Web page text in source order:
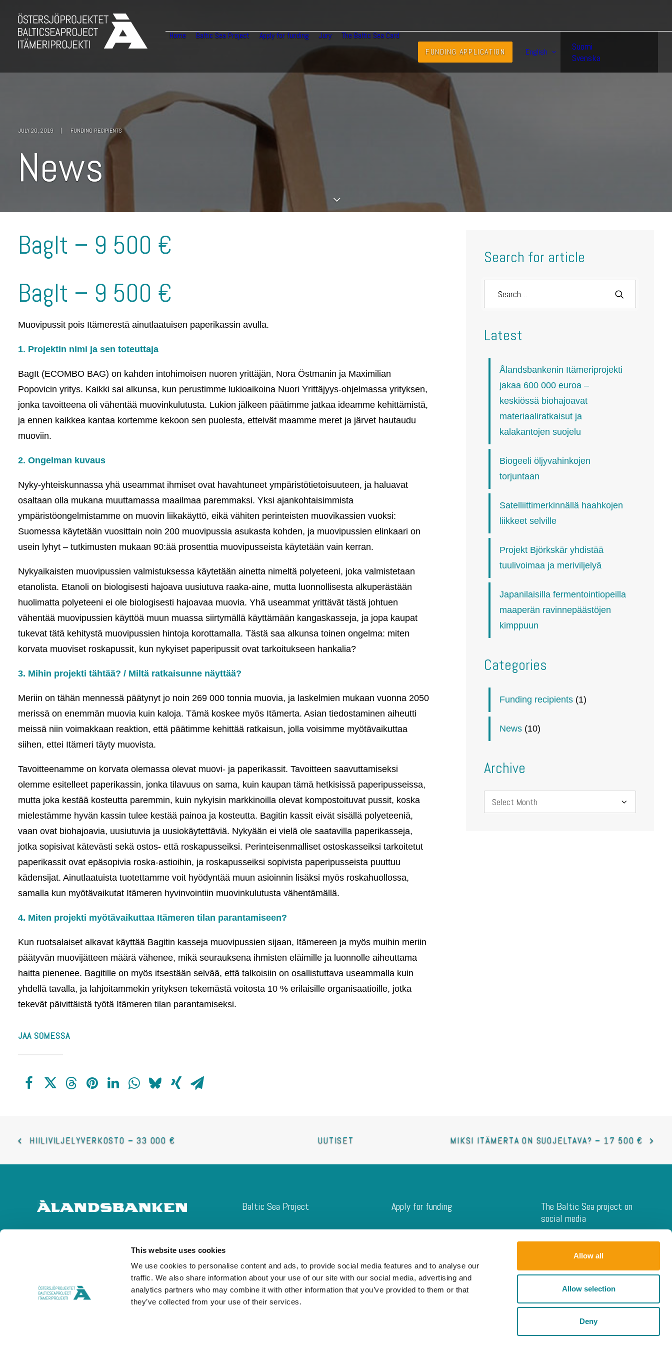
This website uses cookies
We use cookies to personalise content and ads, to provide social media features and to analyse our
traffic. We also share information about your use of our site with our social media, advertising and
analytics partners who may combine it with other information that you’ve provided to them or that
they’ve collected from your use of their services.
Allow all
Allow selection
Deny
Home Baltic Sea Project Apply for funding Jury
The Baltic Sea Card
FUNDING APPLICATION
English
Suomi
Svenska
JULY 20, 2019 | FUNDING RECIPIENTS
News
BagIt – 9 500 €
BagIt – 9 500 €
Muovipussit pois Itämerestä ainutlaatuisen paperikassin avulla.
1. Projektin nimi ja sen toteuttaja
BagIt (ECOMBO BAG) on kahden intohimoisen nuoren yrittäjän, Nora Östmanin ja Maximilian
Popovicin yritys. Kaikki sai alkunsa, kun perustimme lukioaikoina Nuori Yrittäjyys-ohjelmassa yrityksen,
jonka tavoitteena oli vähentää muovinkulutusta. Lukion jälkeen päätimme jatkaa ideamme kehittämistä,
ja ennen kaikkea kantaa kortemme kekoon sen puolesta, etteivät maamme meret ja järvet hautaudu
muoviin.
2. Ongelman kuvaus
Nyky-yhteiskunnassa yhä useammat ihmiset ovat havahtuneet ympäristötietoisuuteen, ja haluavat
osaltaan olla mukana muuttamassa maailmaa paremmaksi. Yksi ajankohtaisimmista
ympäristöongelmistamme on muovin liikakäyttö, eikä vähiten perinteisten muovikassien vuoksi:
Suomessa käytetään vuosittain noin 200 muovipussia asukasta kohden, ja muovipussien elinkaari on
usein lyhyt – tutkimusten mukaan 90:ää prosenttia muovipusseista käytetään vain kerran.
Nykyaikaisten muovipussien valmistuksessa käytetään ainetta nimeltä polyeteeni, joka valmistetaan
etanolista. Etanoli on biologisesti hajoava uusiutuva raaka-aine, mutta luonnollisesta alkuperästään
huolimatta polyeteeni ei ole biologisesti hajoavaa muovia. Yhä useammat yrittävät tästä johtuen
vähentää muovipussien käyttöä muun muassa siirtymällä käyttämään kangaskasseja, ja jopa kaupat
tukevat tätä kehitystä muovipussien hintoja korottamalla. Tästä saa alkunsa toinen ongelma: miten
korvata muoviset roskapussit, kun nykyiset paperipussit ovat tarkoitukseen hankalia?
3. Mihin projekti tähtää? / Miltä ratkaisunne näyttää?
Meriin on tähän mennessä päätynyt jo noin 269 000 tonnia muovia, ja laskelmien mukaan vuonna 2050
merissä on enemmän muovia kuin kaloja. Tämä koskee myös Itämerta. Asian tiedostaminen aiheutti
meissä niin voimakkaan reaktion, että päätimme kehittää ratkaisun, jolla voisimme myötävaikuttaa
siihen, ettei Itämeri täyty muovista.
Tavoitteenamme on korvata olemassa olevat muovi- ja paperikassit. Tavoitteen saavuttamiseksi
olemme esitelleet paperikassin, jonka tilavuus on sama, kuin kaupan tämä hetkisissä paperipusseissa,
mutta joka kestää kosteutta paremmin, kuin nykyisin markkinoilla olevat kompostoituvat pussit, koska
mielestämme hyvän kassin tulee kestää painoa ja kosteutta. Bagitin kassit eivät sisällä polyeteeniä,
vaan ovat biohajoavia, uusiutuvia ja uusiokäytettäviä. Nykyään ei vielä ole saatavilla paperikasseja,
jotka sopisivat kätevästi sekä ostos- että roskapusseiksi. Perinteisenmalliset ostoskasseiksi tarkoitetut
paperikassit ovat epäsopivia roska-astioihin, ja roskapusseiksi sopivista paperipusseista puuttuu
kädensijat. Ainutlaatuista tuotettamme voit hyödyntää muun asioinnin lisäksi myös roskahuollossa,
samalla kun myötävaikutat Itämeren hyvinvointiin muovinkulutusta vähentämällä.
4. Miten projekti myötävaikuttaa Itämeren tilan parantamiseen?
Kun ruotsalaiset alkavat käyttää Bagitin kasseja muovipussien sijaan, Itämereen ja myös muihin meriin
päätyvän muovijätteen määrä vähenee, mikä seurauksena ihmisten eläimille ja luonnolle aiheuttama
haitta pienenee. Bagitille on myös itsestään selvää, että talkoisiin on osallistuttava useammalla kuin
yhdellä tavalla, ja lahjoitammekin yrityksen tekemästä voitosta 10 % erilaisille organisaatioille, jotka
tekevät päivittäistä työtä Itämeren tilan parantamiseksi.
JAA SOMESSA
Search for article
Latest
Ålandsbankenin Itämeriprojekti
jakaa 600 000 euroa –
keskiössä biohajoavat
materiaaliratkaisut ja
kalakantojen suojelu
Biogeeli öljyvahinkojen
torjuntaan
Satelliittimerkinnällä haahkojen
liikkeet selville
Projekt Björkskär yhdistää
tuulivoimaa ja meriviljelyä
Japanilaisilla fermentointiopeilla
maaperän ravinnepäästöjen
kimppuun
Categories
Funding recipients (1)
News (10)
Archive
Archive
HIILIVILJELYVERKOSTO – 33 000 € UUTISET MIKSI ITÄMERTA ON SUOJELTAVA? – 17 500 €
Baltic Sea Project
The Baltic Sea Card
Judges
Apply for funding
Children’s and Youth Projects
Concrete Kilograms
The Baltic Sea project on
social media